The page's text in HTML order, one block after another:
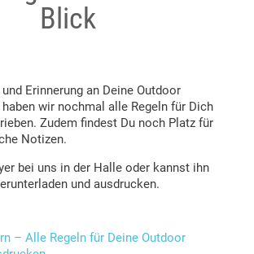
Blick
Erinnerung an Deine Outdoor
wir nochmal alle Regeln für Dich
Zudem findest Du noch Platz für
Notizen.
bei uns in der Halle oder kannst ihn
und ausdrucken.
– Alle Regeln für Deine Outdoor